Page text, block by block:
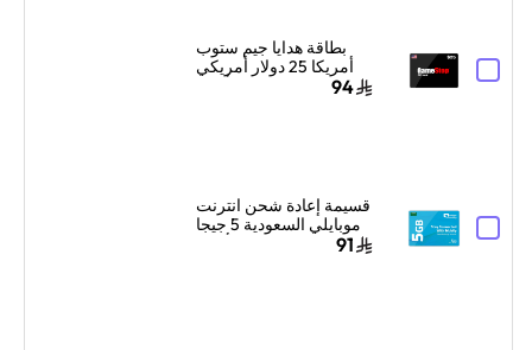
بطاقة هدايا جيم ستوب
أمريكا 25 دولار أمريكي
94
قسيمة إعادة شحن انترنت
موبايلي السعودية 5 جيجا
بايت لمدة شهر واحد أزرق
91